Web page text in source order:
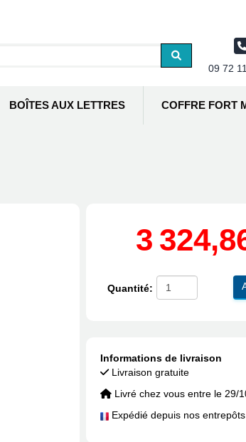
09 72
BOÎTES AUX LETTRES COFFRE FORT
3
Quantité:
Informations de livraison
Livraison gratuite
Livré chez vous entre le 29/
Expédié depuis nos